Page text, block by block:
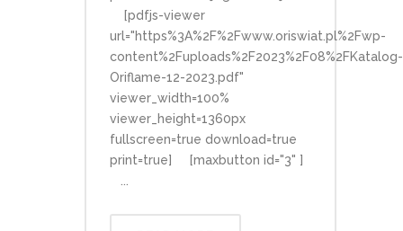
[pdfjs-viewer
url="https%3A%2F%2Fwww.oriswiat.pl%2Fwp-
content%2Fuploads%2F2023%2F08%2FKatalog-
Oriflame-12-2023.pdf"
viewer_width=100%
viewer_height=1360px
fullscreen=true download=true
print=true] [maxbutton id="3" ]
...